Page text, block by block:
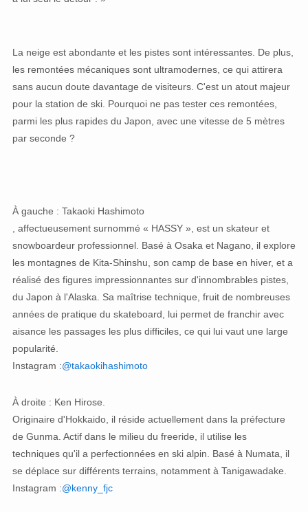
La neige est abondante et les pistes sont intéressantes. De plus,
les remontées mécaniques sont ultramodernes, ce qui attirera
sans aucun doute davantage de visiteurs. C'est un atout majeur
pour la station de ski. Pourquoi ne pas tester ces remontées,
parmi les plus rapides du Japon, avec une vitesse de 5 mètres
par seconde ?
À gauche : Takaoki Hashimoto
, affectueusement surnommé « HASSY », est un skateur et
snowboardeur professionnel. Basé à Osaka et Nagano, il explore
les montagnes de Kita-Shinshu, son camp de base en hiver, et a
réalisé des figures impressionnantes sur d'innombrables pistes,
du Japon à l'Alaska. Sa maîtrise technique, fruit de nombreuses
années de pratique du skateboard, lui permet de franchir avec
aisance les passages les plus difficiles, ce qui lui vaut une large
popularité.
Instagram :@takaokihashimoto
À droite : Ken Hirose.
Originaire d'Hokkaido, il réside actuellement dans la préfecture
de Gunma. Actif dans le milieu du freeride, il utilise les
techniques qu'il a perfectionnées en ski alpin. Basé à Numata, il
se déplace sur différents terrains, notamment à Tanigawadake.
Instagram :@kenny_fjc